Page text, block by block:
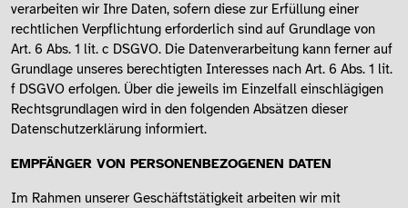
verarbeiten wir Ihre Daten, sofern diese zur Erfüllung einer
rechtlichen Verpflichtung erforderlich sind auf Grundlage von
Art. 6 Abs. 1 lit. c DSGVO. Die Datenverarbeitung kann ferner auf
Grundlage unseres berechtigten Interesses nach Art. 6 Abs. 1 lit.
f DSGVO erfolgen. Über die jeweils im Einzelfall einschlägigen
Rechtsgrundlagen wird in den folgenden Absätzen dieser
Datenschutzerklärung informiert.
EMPFÄNGER VON PERSONENBEZOGENEN DATEN
Im Rahmen unserer Geschäftstätigkeit arbeiten wir mit